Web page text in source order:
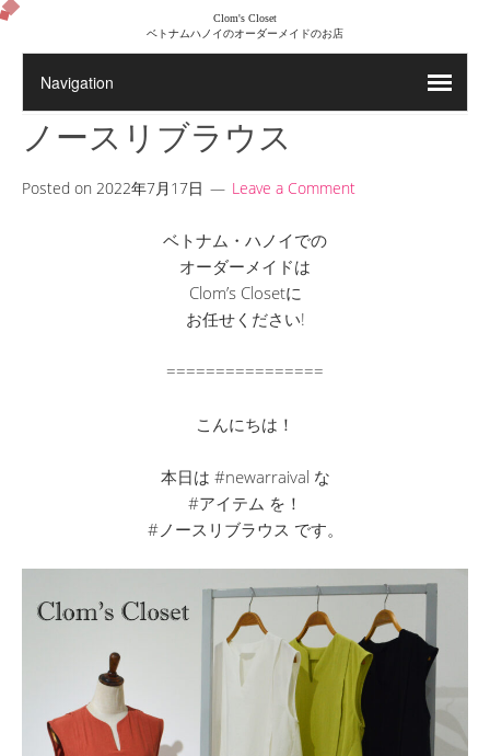
Clom's Closet
ベトナムハノイのオーダーメイドのお店
ノースリブラウス
Posted on 2022年7月17日 Leave a Comment
ベトナム・ハノイでの
オーダーメイドは
Clom’s Closetに
お任せください!
================
こんにちは！
本日は #newarraival な
#アイテム を！
#ノースリブラウス です。